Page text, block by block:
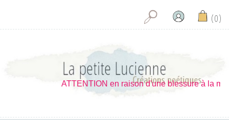
0
ATTENTION en raison d'une blessure à la